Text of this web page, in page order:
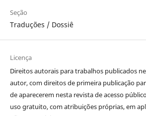
Seção
Traduções / Dossiê
Licença
Direitos autorais para trabalhos publicados
autor, com direitos de primeira publicação
de aparecerem nesta revista de acesso
uso gratuito, com atribuições próprias, em